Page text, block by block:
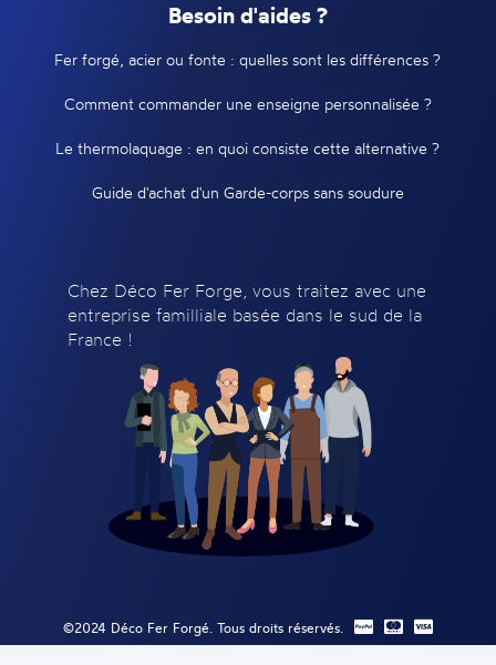
Besoin d'aides ?
Fer forgé, acier ou fonte : quelles sont les différences ?
Comment commander une enseigne personnalisée ?
Le thermolaquage : en quoi consiste cette alternative ?
Guide d'achat d'un Garde-corps sans soudure
Chez Déco Fer Forge, vous traitez avec une
entreprise familliale basée dans le sud de la
France !
©2024 Déco Fer Forgé. Tous droits réservés.